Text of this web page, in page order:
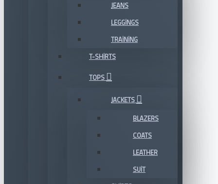
JEANS
LEGGINGS
TRAINING
T-SHIRTS
TOPS
JACKETS
BLAZERS
COATS
LEATHER
SUIT